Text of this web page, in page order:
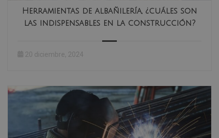
Herramientas de albañilería, ¿cuáles son
las indispensables en la construcción?
20 diciembre, 2024